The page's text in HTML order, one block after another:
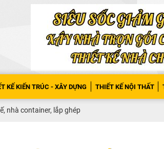
KẾ KIẾN TRÚC - XÂY DỰNG THIẾT KẾ NỘI THẤT
nhà container, lắp ghép